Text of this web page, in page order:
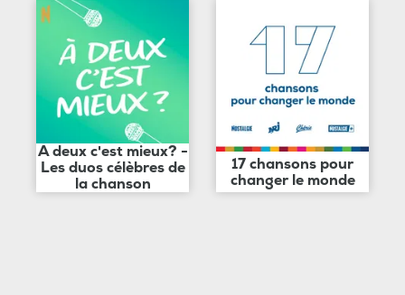
A deux c'est mieux? -
Les duos célèbres de
la chanson
17 chansons pour
changer le monde